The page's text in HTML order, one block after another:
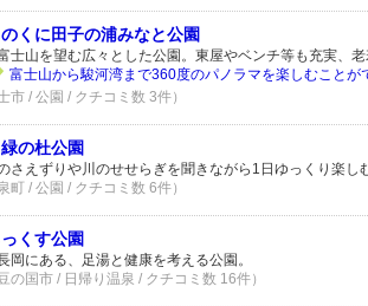
くに田子の浦みなと公園
士山を望む広々とした公園。東屋やベンチ等も充実、
富士山から駿河湾まで360度のパノラマを楽しむことが
市 / 公園 / クチコミ数 3件）
の杜公園
さえずりや川のせせらぎを聞きながら1日ゆっくり楽し
町 / 公園 / クチコミ数 6件）
くす公園
岡にある、足湯と健康を考える公園。
豆の国市 / 日帰り温泉 / クチコミ数 16件）